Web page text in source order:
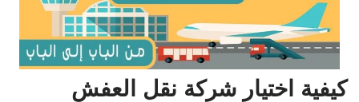
كيفية اختيار شركة نقل العفش